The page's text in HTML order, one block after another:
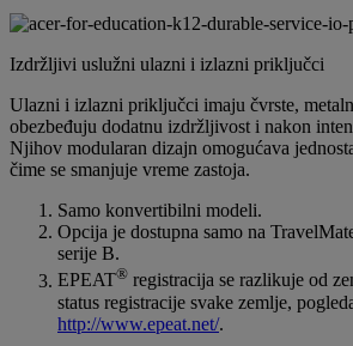
Izdržljivi uslužni ulazni i izlazni priključci
Ulazni i izlazni priključci imaju čvrste,
obezbeđuju dodatnu izdržljivost i nakon
Njihov modularan dizajn omogućava
čime se smanjuje vreme zastoja.
Samo konvertibilni modeli.
Opcija je dostupna samo na
serije B.
EPEAT® registracija se razlikuje od
status registracije svake zemlje,
http://www.epeat.net/.